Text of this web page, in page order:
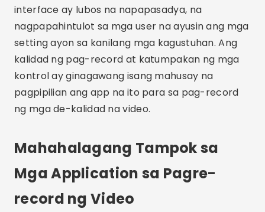
mapabuti ang pangkalahatang kalidad ng video.
Higit pa rito, ang kakayahang isama ang
application sa mga panlabas na accessory,
tulad ng mga mikropono at gimbal, ay maaaring
palawakin ang mga posibilidad ng pag-record.
Panghuli, ang isang madaling gamitin at
madaling gamitin na interface ay mahalaga
kalidad na video nang walang anumang abala.
FAQ